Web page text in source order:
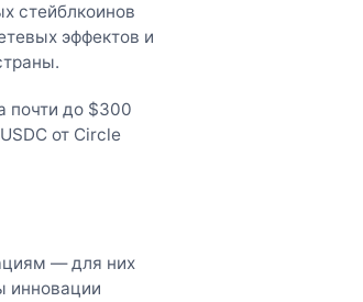
стейблкоинов
эффектов и
почти до $300
от Circle
— для них
инновации